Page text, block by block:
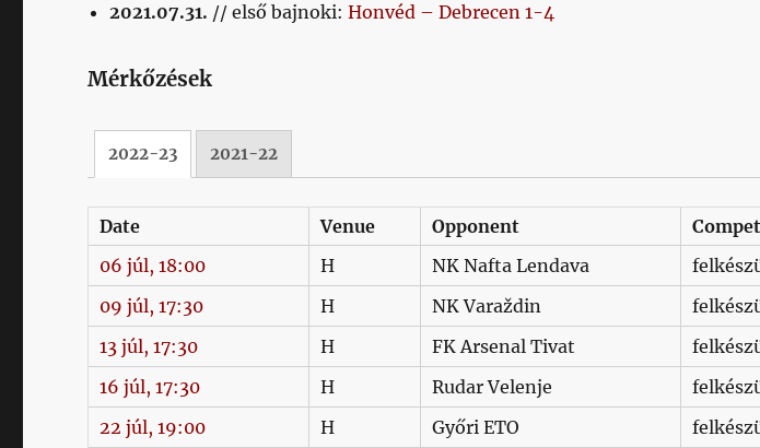
2021.07.31. // első bajnoki:Honvéd – Debrecen 1-4
Mérkőzések
2022-23 2021-22
Date Venue Opponent
06 júl, 18:00
H NK Nafta Lendava
09 júl, 17:30
H NK Varaždin
13 júl, 17:30
H FK Arsenal Tivat
16 júl, 17:30
H Rudar Velenje
22 júl, 19:00
H Győri ETO